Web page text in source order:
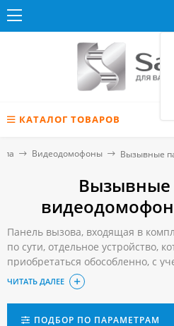
КАТАЛОГ ТОВАРОВ
Видеодомофоны Вызывные
Вызывные
Панель вызова, входящая в
по сути, отдельное устройство,
приобретаться обособленно, с
владельца. С помощью такой
расширить функционал
Выгодно купить надежную и
видеодомофона в Казани вы
ЧИТАТЬ ДАЛЕЕ
ПОДБОР ПО ПАРАМЕТРАМ